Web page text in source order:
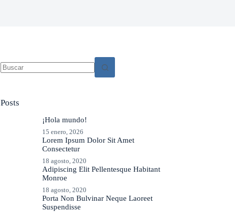
Posts
¡Hola mundo!
15 enero, 2026
Lorem Ipsum Dolor Sit Amet
Consectetur
18 agosto, 2020
Adipiscing Elit Pellentesque Habitant
Monroe
18 agosto, 2020
Porta Non Bulvinar Neque Laoreet
Suspendisse